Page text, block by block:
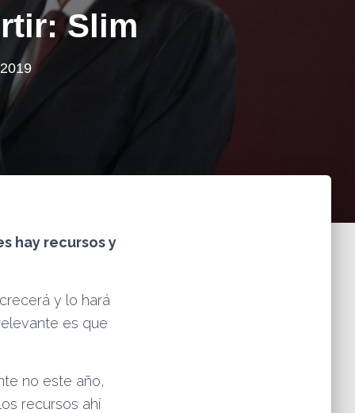
Slim
hay recursos y
y lo hará
es que
no este año,
recursos ahí